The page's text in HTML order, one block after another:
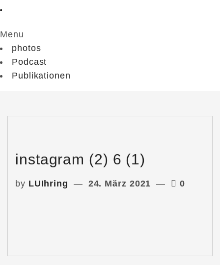
Menu
photos
Podcast
Publikationen
instagram (2) 6 (1)
by LUIhring 24. März 2021 0